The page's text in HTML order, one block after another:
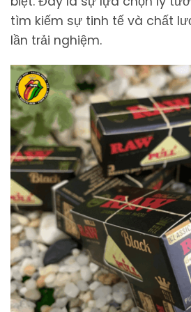
tìm kiếm sự tinh tế và chất
lần trải nghiệm.